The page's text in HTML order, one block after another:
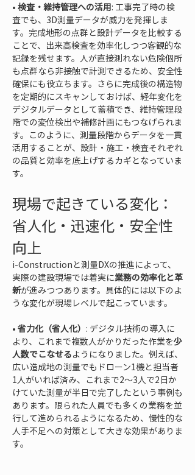
• 検査・維持管理への活用: 工事完了時の検
査でも、3D測量データが威力を発揮しま
す。完成地形の点群と設計データを比較する
ことで、出来高検査を効率化しつつ客観的な
記録を残せます。人が直接測れない危険個所
も点群なら非接触で計測できるため、安全性
確保にも役立ちます。さらに完成後の構造物
を定期的にスキャンしておけば、経年変化を
デジタルデータとして蓄積でき、維持管理段
階での変位検出や補修計画にもつなげられま
す。このように、測量段階からデータを一貫
活用することが、設計・施工・検査それぞれ
の品質と効率を底上げするカギとなっていま
す。
現場で起きている変化：
省人化・迅速化・安全性
向上
i-Constructionと測量DXの推進によって、
実際の建設現場では着実に業務の効率化と革
新が進みつつあります。具体的には以下のよ
うな変化が現場レベルで起こっています。
• 省力化（省人化） : デジタル技術の導入に
より、これまで複数人がかりだった作業を少
人数でこなせるようになりました。例えば、
広い造成地の測量でもドローン1機と担当者
1人がいれば済み、これまで2～3人で2日か
けていた測量が半日で完了したという事例も
あります。限られた人員でも多くの業務を並
行して進められるようになるため、慢性的な
人手不足への対策として大きな効果がありま
す。